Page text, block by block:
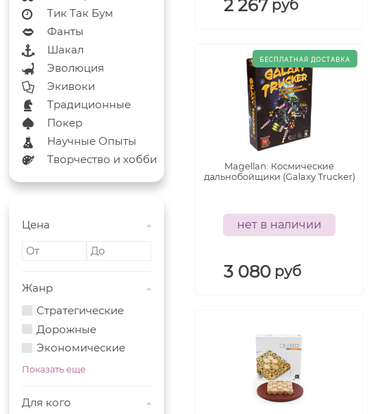
Тик Так Бум
Фанты
Шакал
Эволюция
Экивоки
Традиционные
Покер
Научные Опыты
Творчество и хобби
Цена
Жанр
Стратегические
Дорожные
Экономические
Показать еще
Для кого
2 267 руб
Magellan: Космические
дальнобойщики (Galaxy Trucker)
нет в наличии
3 080 руб